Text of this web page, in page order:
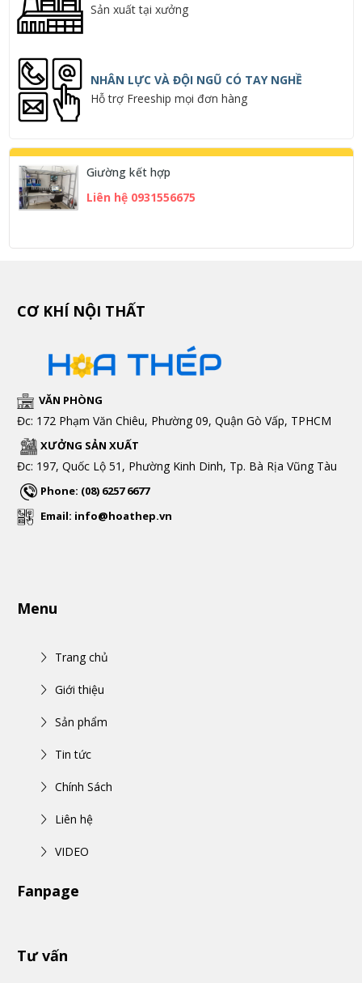
Sản xuất tại xưởng
NHÂN LỰC VÀ ĐỘI NGŨ CÓ TAY NGHỀ
Hỗ trợ Freeship mọi đơn hàng
Giường kết hợp
Liên hệ 0931556675
CƠ KHÍ NỘI THẤT
VĂN PHÒNG
Đc: 172 Phạm Văn Chiêu, Phường 09, Quận Gò Vấp, TPHCM
XƯỞNG SẢN XUẤT
Đc: 197, Quốc Lộ 51, Phường Kinh Dinh, Tp. Bà Rịa Vũng Tàu
Phone: (08) 6257 6677
Email: info@hoathep.vn
Menu
Trang chủ
Giới thiệu
Sản phẩm
Tin tức
Chính Sách
Liên hệ
VIDEO
Fanpage
Tư vấn